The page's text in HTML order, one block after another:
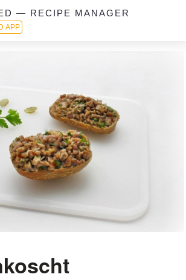
— RECIPE MANAGER
APP